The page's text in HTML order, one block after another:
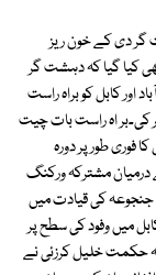
گر دی کے خون ریز
کیا گیا کہ دہشت گر
کابل کو براہ راست
کی۔بر اہ راست بات چیت
فوری طور پر دورہ
درمیان مشترکہ ورکنگ
جنجوعہ کی قیادت میں
میں وفود کی سطح پر
حکمت خلیل کرزئی نے